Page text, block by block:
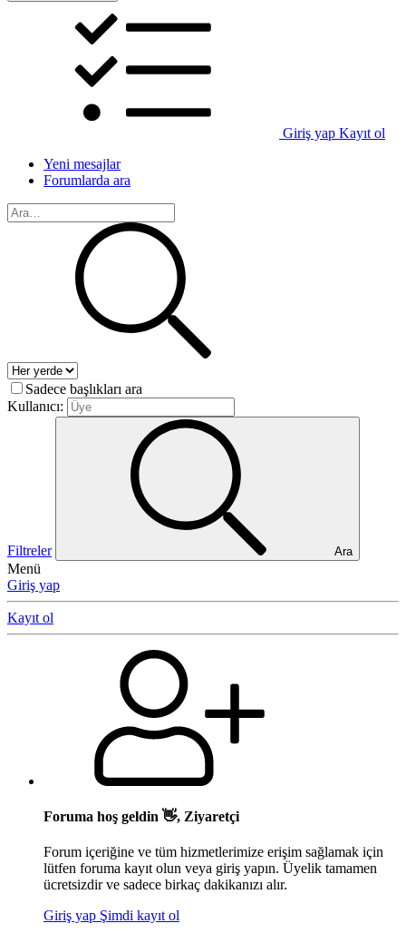
Giriş yap Kayıt ol
Yeni mesajlar
Forumlarda ara
Sadece başlıkları ara
Kullanıcı:
Filtreler Ara
Menü
Giriş yap
Kayıt ol
Foruma hoş geldin 👋, Ziyaretçi
Forum içeriğine ve tüm hizmetlerimize erişim sağlamak için
lütfen foruma kayıt olun veya giriş yapın. Üyelik tamamen
ücretsizdir ve sadece birkaç dakikanızı alır.
Giriş yap Şimdi kayıt ol